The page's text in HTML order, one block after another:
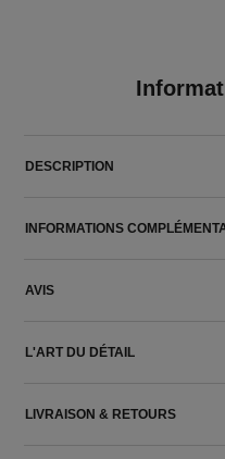
DESCRIPTION
INFORMATIONS
AVIS
L'ART DU DÉTAIL
LIVRAISON & RETOURS